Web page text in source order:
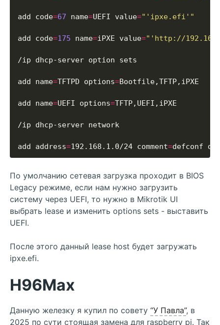
add code=67 name=UEFI value="'ipxe.efi'"
add code=175 name=iPXE value="'http://
add name=TFTPD options=
add name=UEFI options=
add address=192.168.1.0/24 comment=defconf
По умолчанию сетевая загрузка проходит в BIOS
Legacy режиме, если нам нужно загрузить
систему через UEFI, то нужно в Mikrotik UI
выбрать lease и изменить options sets - выставить
UEFI.
После этого данный lease host будет загружать
ipxe.efi.
H96Max
Данную железку я купил по совету “У Павла”, в
2025 по сути стоящая замена для raspberry pi. Так